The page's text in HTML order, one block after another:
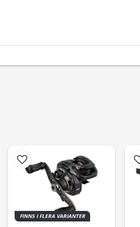
FINNS I FLERA VARIANTER